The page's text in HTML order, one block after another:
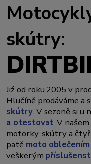
skútry:
Již od roku 2005 v
Hlučíně prodáváme a
skútry. V sezoně si u
a otestovat. V našem
motorky, skútry a
patě moto oblečením
veškerým